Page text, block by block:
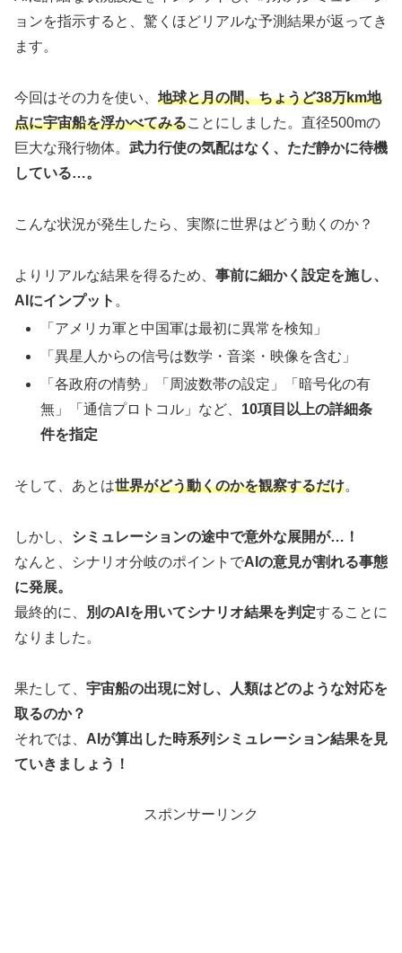
ョンを指示すると、驚くほどリアルな予測結果が返ってき
ます。
今回はその力を使い、 地球と月の間、ちょうど38万km地
点に宇宙船を浮かべてみることにしました。直径500mの
巨大な飛行物体。 武力行使の気配はなく、ただ静かに待機
している…。
こんな状況が発生したら、実際に世界はどう動くのか？
よりリアルな結果を得るため、 事前に細かく設定を施し、
AIにインプット 。
「アメリカ軍と中国軍は最初に異常を検知」
「異星人からの信号は数学・音楽・映像を含む」
「各政府の情勢」「周波数帯の設定」「暗号化の有
無」「通信プロトコル」など、 10項目以上の詳細条
件を指定
そして、あとは世界がどう動くのかを観察するだけ。
しかし、 シミュレーションの途中で意外な展開が…！
なんと、シナリオ分岐のポイントでAIの意見が割れる事態
に発展。
最終的に、
別のAIを用いてシナリオ結果を判定することに
なりました。
果たして、 宇宙船の出現に対し、人類はどのような対応を
取るのか？
それでは、 AIが算出した時系列シミュレーション結果を見
ていきましょう！
スポンサーリンク